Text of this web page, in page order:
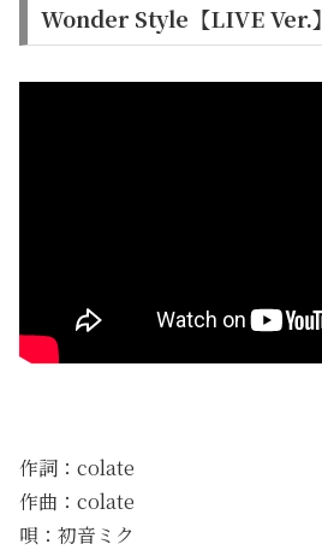
Wonder Style【LIVE Ver.】
作詞：colate
作曲：colate
唄：初音ミク